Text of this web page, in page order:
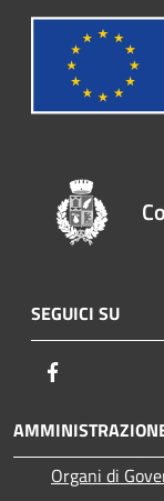
SEGUICI SU
Organi di